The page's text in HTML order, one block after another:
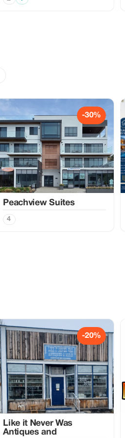
-30%
Peachview Suites
4
-20%
Like it Never Was
Antiques and